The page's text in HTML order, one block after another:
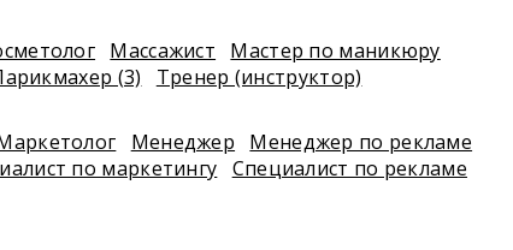
Массажист
Мастер по маникюру
(3) Тренер (инструктор)
Менеджер
Менеджер по рекламе
по маркетингу Специалист по рекламе